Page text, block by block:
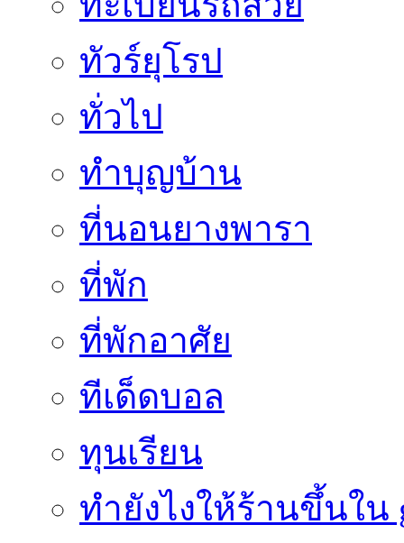
ทัวร์ยุโรป
ทั่วไป
ทำบุญบ้าน
ที่นอนยางพารา
ที่พัก
ที่พักอาศัย
ทีเด็ดบอล
ทุนเรียน
ทํายังไงให้ร้านขึ้นใน